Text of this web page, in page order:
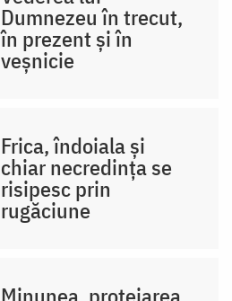
Dumnezeu în trecut,
în prezent și în
veșnicie
Frica, îndoiala și
chiar necredința se
risipesc prin
rugăciune